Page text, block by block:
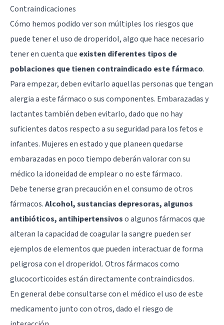
Contraindicaciones
Cómo hemos podido ver son múltiples los riesgos que
puede tener el uso de droperidol, algo que hace necesario
tener en cuenta que existen diferentes tipos de
poblaciones que tienen contraindicado este fármaco.
Para empezar, deben evitarlo aquellas personas que tengan
alergia a este fármaco o sus componentes. Embarazadas y
lactantes también deben evitarlo, dado que no hay
suficientes datos respecto a su seguridad para los fetos e
infantes. Mujeres en estado y que planeen quedarse
embarazadas en poco tiempo deberán valorar con su
médico la idoneidad de emplear o no este fármaco.
Debe tenerse gran precaución en el consumo de otros
fármacos.Alcohol, sustancias depresoras, algunos
antibióticos, antihipertensivoso algunos fármacos que
alteran la capacidad de coagular la sangre pueden ser
ejemplos de elementos que pueden interactuar de forma
peligrosa con el droperidol. Otros fármacos como
glucocorticoides están directamente contraindicsdos.
En general debe consultarse con el médico el uso de este
medicamento junto con otros, dado el riesgo de